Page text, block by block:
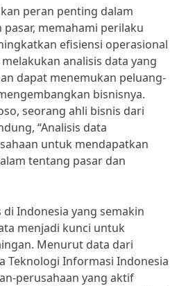
peran penting dalam
memahami perilaku
efisiensi operasional
analisis data yang
dapat menemukan peluang-
bisnisnya.
seorang ahli bisnis dari
“Analisis data
untuk mendapatkan
tentang pasar dan
Indonesia yang semakin
menjadi kunci untuk
Menurut data dari
Teknologi Informasi Indonesia
perusahaan yang aktif